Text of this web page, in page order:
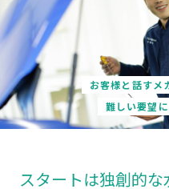
お客様と話すメ
難しい要望
スタートは独創的